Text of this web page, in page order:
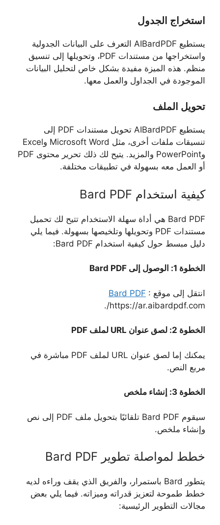
استخراج الجدول
يستطيع AIBardPDF التعرف على البيانات الجدولية
واستخراجها من مستندات PDF، وتحويلها إلى تنسيق
منظم. هذه الميزة مفيدة بشكل خاص لتحليل البيانات
الموجودة في الجداول والعمل معها.
تحويل الملف
يستطيع AIBardPDF تحويل مستندات PDF إلى
تنسيقات ملفات أخرى، مثل Microsoft Word وExcel
وPowerPoint والمزيد. يتيح لك ذلك تحرير محتوى PDF
أو العمل معه بسهولة في تطبيقات مختلفة.
كيفية استخدام Bard PDF
Bard PDF هي أداة سهلة الاستخدام تتيح لك تحميل
مستندات PDF وتحويلها وتلخيصها بسهولة. فيما يلي
دليل مبسط حول كيفية استخدام Bard PDF:
الخطوة 1: الوصول إلى Bard PDF
انتقل إلى موقع Bard PDF :
https://ar.aibardpdf.com/.
الخطوة 2: لصق عنوان URL لملف PDF
يمكنك إما لصق عنوان URL لملف PDF مباشرة في
مربع النص.
الخطوة 3: إنشاء ملخص
سيقوم Bard PDF تلقائيًا بتحويل ملف PDF إلى نص
وإنشاء ملخص.
خطط لمواصلة تطوير Bard PDF
يتطور Bard باستمرار، والفريق الذي يقف وراءه لديه
خطط طموحة لتعزيز قدراته وميزاته. فيما يلي بعض
مجالات التطوير الرئيسية: